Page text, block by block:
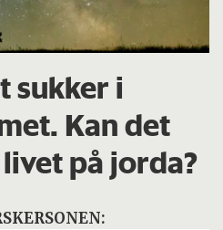
sukker i
Kan det
på jorda?